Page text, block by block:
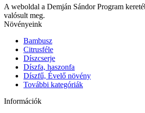
A weboldal a Demján Sándor Program
valósult meg.
Növényeink
Bambusz
Citrusféle
Díszcserje
Díszfa, haszonfa
Díszfű, Évelő növény
További kategóriák
Információk